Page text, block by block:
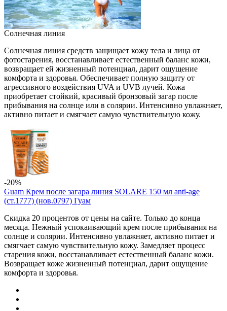
Солнечная линия
Солнечная линия средств защищает кожу тела и лица от
фотостарения, восстанавливает естественный баланс кожи,
возвращает ей жизненный потенциал, дарит ощущение
комфорта и здоровья. Обеспечивает полную защиту от
агрессивного воздействия UVA и UVB лучей. Кожа
приобретает стойкий, красивый бронзовый загар после
прибывания на солнце или в солярии. Интенсивно увлажняет,
активно питает и смягчает самую чувствительную кожу.
-20%
Guam Крем после загара линия SOLARE 150 мл anti-age
(ст.1777) (нов.0797) Гуам
Скидка 20 процентов от цены на сайте. Только до конца
месяца. Нежный успокаивающий крем после прибывания на
солнце и солярии. Интенсивно увлажняет, активно питает и
смягчает самую чувствительную кожу. Замедляет процесс
старения кожи, восстанавливает естественный баланс кожи.
Возвращает коже жизненный потенциал, дарит ощущение
комфорта и здоровья.